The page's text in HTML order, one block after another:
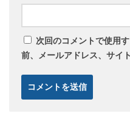
次回のコメントで使用
前、メールアドレス、サイ